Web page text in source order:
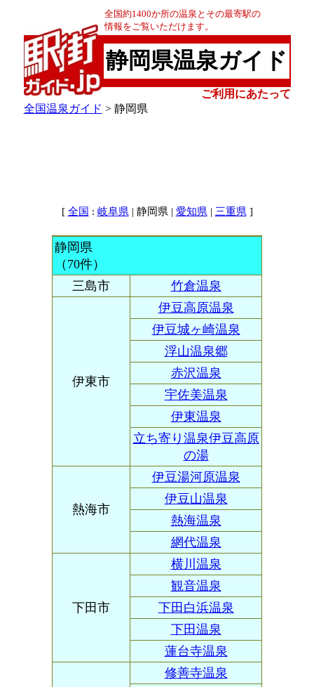
全国約1400か所の温泉とその最寄駅の
情報をご覧いただけます。
静岡県温泉ガイド
ご利用にあたって
全国温泉ガイド > 静岡県
[ 全国 : 岐阜県 | 静岡県 | 愛知県 | 三重県 ]
静岡県
（70件）
三島市
竹倉温泉
伊東市
伊豆高原温泉
伊豆城ヶ崎温泉
浮山温泉郷
赤沢温泉
宇佐美温泉
伊東温泉
立ち寄り温泉伊豆高原
の湯
熱海市
伊豆湯河原温泉
伊豆山温泉
熱海温泉
網代温泉
下田市
横川温泉
観音温泉
下田白浜温泉
下田温泉
蓮台寺温泉
修善寺温泉